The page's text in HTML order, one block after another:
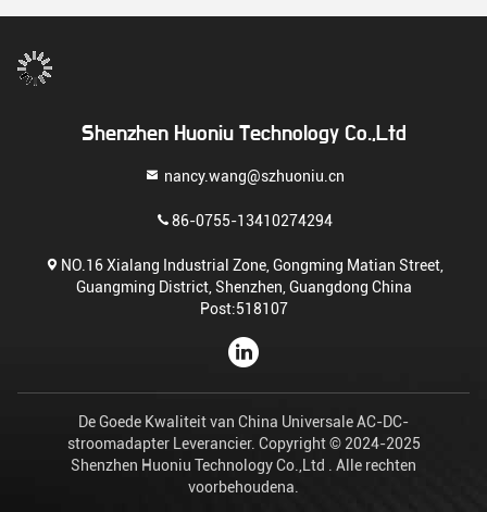
Shenzhen Huoniu Technology Co.,Ltd
nancy.wang@szhuoniu.cn
86-0755-13410274294
NO.16 Xialang Industrial Zone, Gongming Matian Street,
Guangming District, Shenzhen, Guangdong China
Post:518107
De Goede Kwaliteit van China Universale AC-DC-
stroomadapter Leverancier. Copyright © 2024-2025
Shenzhen Huoniu Technology Co.,Ltd . Alle rechten
voorbehoudena.